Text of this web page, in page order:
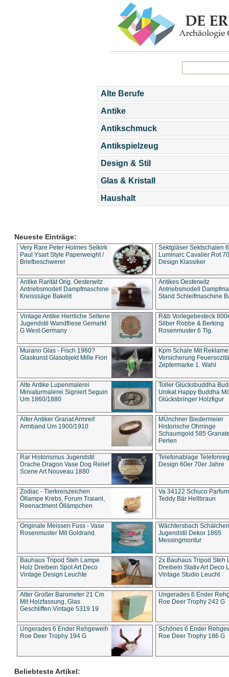
Alte Berufe
Antike
Antikschmuck
Antikspielzeug
Design & Stil
Glas & Kristall
Haushalt
Neueste Einträge:
Very Rare Peter Holmes Selkirk
Paul Ysart Style Paperweight /
Briefbeschwerer
Sektgläser Sektschalen
Luminarc Cavalier Rot
Design Klassiker
Antike Rarität Orig. Oesterwitz
Antriebsmodell Dampfmaschine
Kreisssäge Bakelit
Antikes Oesterwitz
Antriebsmodell
Stand Schleifmaschine
Vintage Antike Herrliche Seltene
Jugendstil Wandfliese Gemarkt
G West Germany
R&b Vorlegebesteck
Silber Robbe & Berking
Rosenmuster 6 Tlg.
Murano Glas - Fisch 1960?
Glaskunst Glasobjekt Mille Fiori
Kpm Schale Mit Reklame
Versicherung
Zeptermarke 1. Wahl
Alte Antike Lupenmalerei
Miniaturmalerei Signiert Seguin
Um 1860/1880
Toller Glücksbuddha
Unikat Happy Buddha
Glücksbringer Holzfigur
Alter Antiker Granat Armreif
Armband Um 1900/1910
MÜnchner Biedermeier
Historische Ohrringe
Schaumgold 585
Perlen
Rar Historismus Jugendstil
Drache Dragon Vase Dog Relief
Scene Art Nouveau 1880
Telefonablage
Design 60er 70er Jahre
Zodiac - Tierkreiszeichen
Öllampe Krebs, Forum Traiani,
Reenactment Öllämpchen
Va 34122 Schuco
Teddy Bär Hellbraun
Originale Meissen Fuss - Vase
Rosenmuster Mit Goldrand
Wächtersbach Schälchen
Jugendstil Dekor 1865
Messingmontur
Bauhaus Tripod Steh Lampe
Holz Dreibein Spot Art Deco
Vintage Design Leuchte
2x Bauhaus Tripod Steh
Dreibein Stativ Art Deco
Vintage Studio Leucht
Alter Großer Barometer 21 Cm
Mit Holzfassung, Glas
Geschliffen Vintage 5319 19
Ungerades 6 Ender
Roe Deer Trophy 242 G
Ungerades 6 Ender Rehgeweih
Roe Deer Trophy 194 G
Schönes 6 Ender
Roe Deer Trophy 186 G
Beliebteste Artikel: